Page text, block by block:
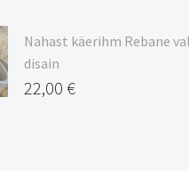
Nahast käerihm Rebane
disain
22,00 €